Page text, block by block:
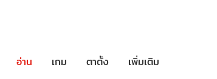
อ่าน เกม ตาตั้ง เพิ่มเติม